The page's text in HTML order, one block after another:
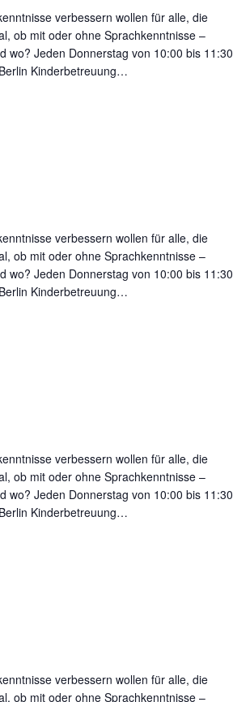
verbessern wollen für alle, die
ob mit oder ohne Sprachkenntnisse –
wo? Jeden Donnerstag von 10:00 bis 11:30
Kinderbetreuung…
verbessern wollen für alle, die
ob mit oder ohne Sprachkenntnisse –
wo? Jeden Donnerstag von 10:00 bis 11:30
Kinderbetreuung…
verbessern wollen für alle, die
ob mit oder ohne Sprachkenntnisse –
wo? Jeden Donnerstag von 10:00 bis 11:30
Kinderbetreuung…
verbessern wollen für alle, die
ob mit oder ohne Sprachkenntnisse –